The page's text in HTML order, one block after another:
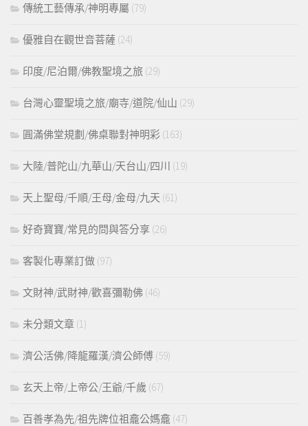
傳統工藝傳承/神明專屬 (79)
優雅自在觀世音菩薩 (24)
印度/尼泊爾/佛教聖境之旅 (29)
台灣心靈聖境之旅/廟寺/道院/仙山 (29)
圓滿佛堂規劃/佛桌聯對神明彩 (163)
大陸/普陀山/九華山/天台山/四川 (19)
天上聖母/千順/王母/金母/九天 (61)
好奇寶寶/常見的問與答分享 (26)
客製化專業訂做 (97)
文財神/武財神/歡喜彌勒佛 (46)
未分類文章 (1)
濟公活佛/降龍羅漢/濟公師傅 (59)
玄天上帝/上帝公/王爺/千歲 (67)
百善孝為先/祖先牌位祖龕公媽龕 (47)